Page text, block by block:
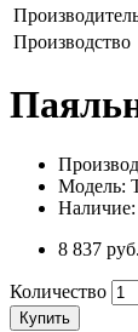
Производство
Модель:
8 837 руб.
Количество
Купить